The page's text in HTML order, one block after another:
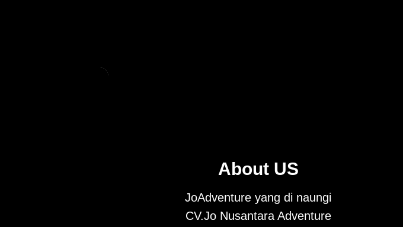
About US
JoAdventure yang di naungi
CV.Jo Nusantara Adventure